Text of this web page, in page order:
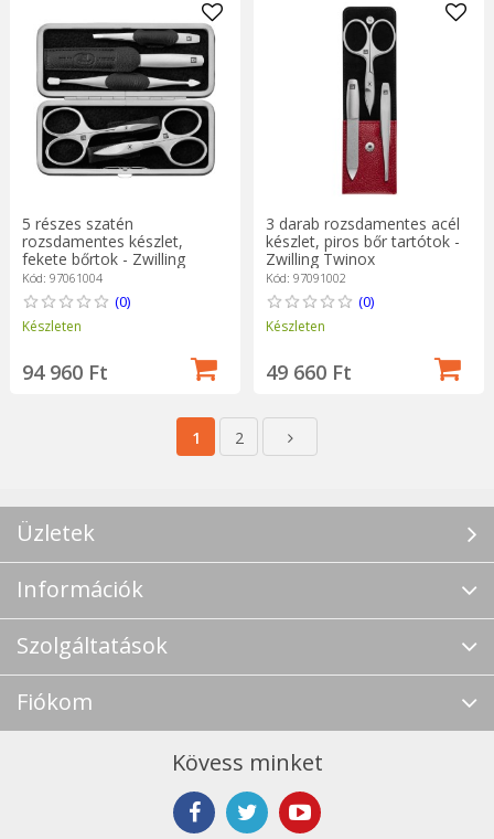
5 részes szatén
rozsdamentes készlet,
fekete bőrtok - Zwilling
TWINOX
Kód: 97061004
(0)
Készleten
94 960 Ft
3 darab rozsdamentes acél
készlet, piros bőr tartótok -
Zwilling Twinox
Kód: 97091002
(0)
Készleten
49 660 Ft
1 2
Üzletek
Információk
Szolgáltatások
Fiókom
Kövess minket